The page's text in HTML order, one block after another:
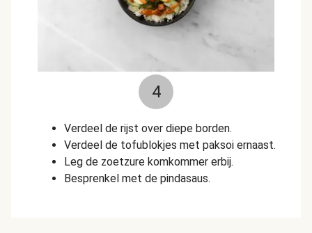
4
Verdeel de rijst over diepe borden.
Verdeel de tofublokjes met paksoi ernaast.
Leg de zoetzure komkommer erbij.
Besprenkel met de pindasaus.